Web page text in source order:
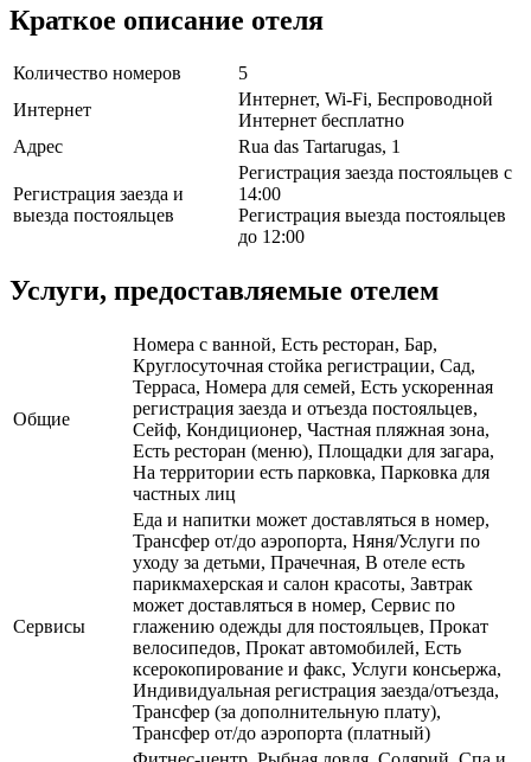
Краткое описание отеля
Количество номеров
5
Интернет
Интернет, Wi-Fi, Беспроводной
Интернет бесплатно
Адрес
Rua das Tartarugas, 1
Регистрация заезда и
выезда постояльцев
Регистрация заезда постояльцев с
14:00
Регистрация выезда постояльцев
до 12:00
Услуги, предоставляемые отелем
Общие
Номера с ванной, Есть ресторан, Бар,
Круглосуточная стойка регистрации, Сад,
Терраса, Номера для семей, Есть ускоренная
регистрация заезда и отъезда постояльцев,
Сейф, Кондиционер, Частная пляжная зона,
Есть ресторан (меню), Площадки для загара,
На территории есть парковка, Парковка для
частных лиц
Сервисы
Еда и напитки может доставляться в номер,
Трансфер от/до аэропорта, Няня/Услуги по
уходу за детьми, Прачечная, В отеле есть
парикмахерская и салон красоты, Завтрак
может доставляться в номер, Сервис по
глажению одежды для постояльцев, Прокат
велосипедов, Прокат автомобилей, Есть
ксерокопирование и факс, Услуги консьержа,
Индивидуальная регистрация заезда/отъезда,
Трансфер (за дополнительную плату),
Трансфер от/до аэропорта (платный)